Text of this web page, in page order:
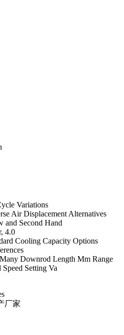
Variations
Air Displacement Alternatives
and Second Hand
4.0
Cooling Capacity Options
Many Downrod Length Mm Range
Speed Setting Va